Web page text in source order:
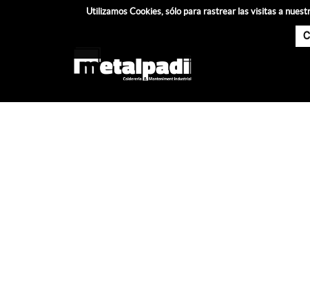
Utilizamos Cookies, sólo para rastrear las visitas a